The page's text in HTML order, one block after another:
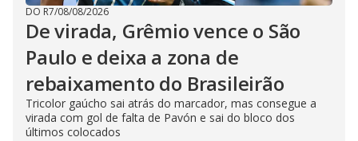
DO R7/08/08/2026
De virada, Grêmio vence o São
Paulo e deixa a zona de
rebaixamento do Brasileirão
Tricolor gaúcho sai atrás do marcador, mas consegue a
virada com gol de falta de Pavón e sai do bloco dos
últimos colocados